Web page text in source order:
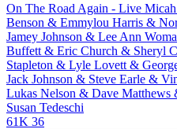
On The Road Again - Live
Benson & Emmylou Harris &
Jamey Johnson & Lee Ann
Buffett & Eric Church & Sheryl
Stapleton & Lyle Lovett &
Jack Johnson & Steve Earle &
Lukas Nelson & Dave
Susan Tedeschi
61K 36